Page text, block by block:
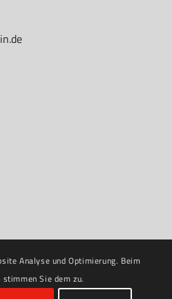
Analyse und Optimierung. Beim
Sie dem zu.